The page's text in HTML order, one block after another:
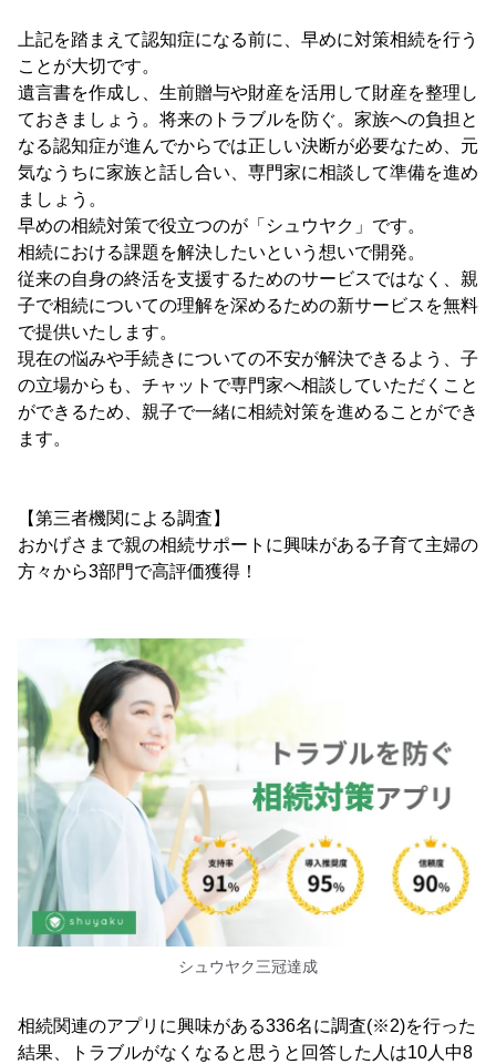
上記を踏まえて認知症になる前に、早めに対策相続を行う
ことが大切です。
遺言書を作成し、生前贈与や財産を活用して財産を整理し
ておきましょう。将来のトラブルを防ぐ。家族への負担と
なる認知症が進んでからでは正しい決断が必要なため、元
気なうちに家族と話し合い、専門家に相談して準備を進め
ましょう。
早めの相続対策で役立つのが「シュウヤク」です。
相続における課題を解決したいという想いで開発。
従来の自身の終活を支援するためのサービスではなく、親
子で相続についての理解を深めるための新サービスを無料
で提供いたします。
現在の悩みや手続きについての不安が解決できるよう、子
の立場からも、チャットで専門家へ相談していただくこと
ができるため、親子で一緒に相続対策を進めることができ
ます。
【第三者機関による調査】
おかげさまで親の相続サポートに興味がある子育て主婦の
方々から3部門で高評価獲得！
シュウヤク三冠達成
相続関連のアプリに興味がある336名に調査(※2)を行った
結果、トラブルがなくなると思うと回答した人は10人中8